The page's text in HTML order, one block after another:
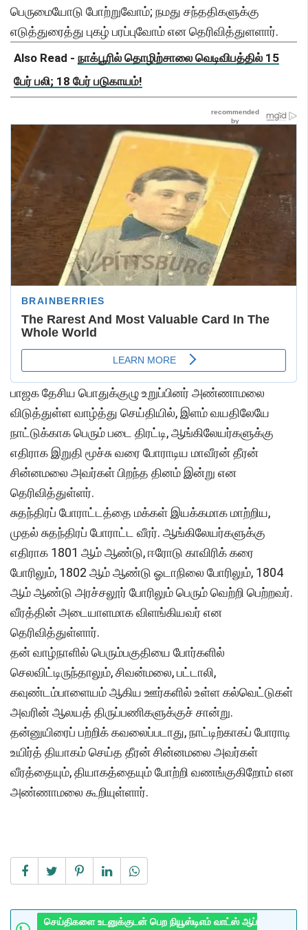
பெருமையோடு போற்றுவோம்; நமது சந்ததிகளுக்கு
எடுத்துரைத்து புகழ் பரப்புவோம் என தெரிவித்துளளார்.
Also Read - நாக்பூரில் தொழிற்சாலை வெடிவிபத்தில் 15
பேர் பலி; 18 பேர் படுகாயம்!
பாஜக தேசிய பொதுக்குழு உறுப்பினர் அண்ணாமலை
விடுத்துள்ள வாழ்த்து செய்தியில், இளம் வயதிலேயே
நாட்டுக்காக பெரும் படை திரட்டி, ஆங்கிலேயர்களுக்கு
எதிராக இறுதி மூச்சு வரை போராடிய மாவீரன் தீரன்
சின்னமலை அவர்கள் பிறந்த தினம் இன்று என
தெரிவித்துள்ளர்.
சுதந்திரப் போராட்டத்தை மக்கள் இயக்கமாக மாற்றிய,
முதல் சுதந்திரப் போராட்ட வீரர். ஆங்கிலேயர்களுக்கு
எதிராக 1801 ஆம் ஆண்டு, ஈரோடு காவிரிக் கரை
போரிலும், 1802 ஆம் ஆண்டு ஓடாநிலை போரிலும், 1804
ஆம் ஆண்டு அரச்சலூர் போரிலும் பெரும் வெற்றி பெற்றவர்.
வீரத்தின் அடையாளமாக விளங்கியவர் என
தெரிவித்துள்ளார்.
தன் வாழ்நாளில் பெரும்பகுதியை போர்களில்
செலவிட்டிருந்தாலும், சிவன்மலை, பட்டாலி,
கவுண்டம்பாளையம் ஆகிய ஊர்களில் உள்ள கல்வெட்டுகள்
அவரின் ஆலயத் திருப்பணிகளுக்குச் சான்று.
தன்னுயிரைப் பற்றிக் கவலைப்படாது, நாட்டிற்காகப் போராடி
உயிர்த் தியாகம் செய்த தீரன் சின்னமலை அவர்கள்
வீரத்தையும், தியாகத்தையும் போற்றி வணங்குகிறோம் என
அண்ணாமலை கூறியுள்ளார்.
செய்திகளை உடனுக்குடன் பெற நியூஸ்டிஎம் வாட்ஸ் ஆப்